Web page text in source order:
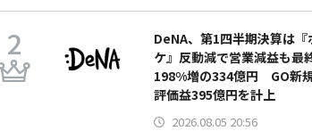
DeNA、第1四半期決算は『
ケ』反動減で営業減益も最
198%増の334億円 GO新
評価益395億円を計上
2026.08.05 20:56